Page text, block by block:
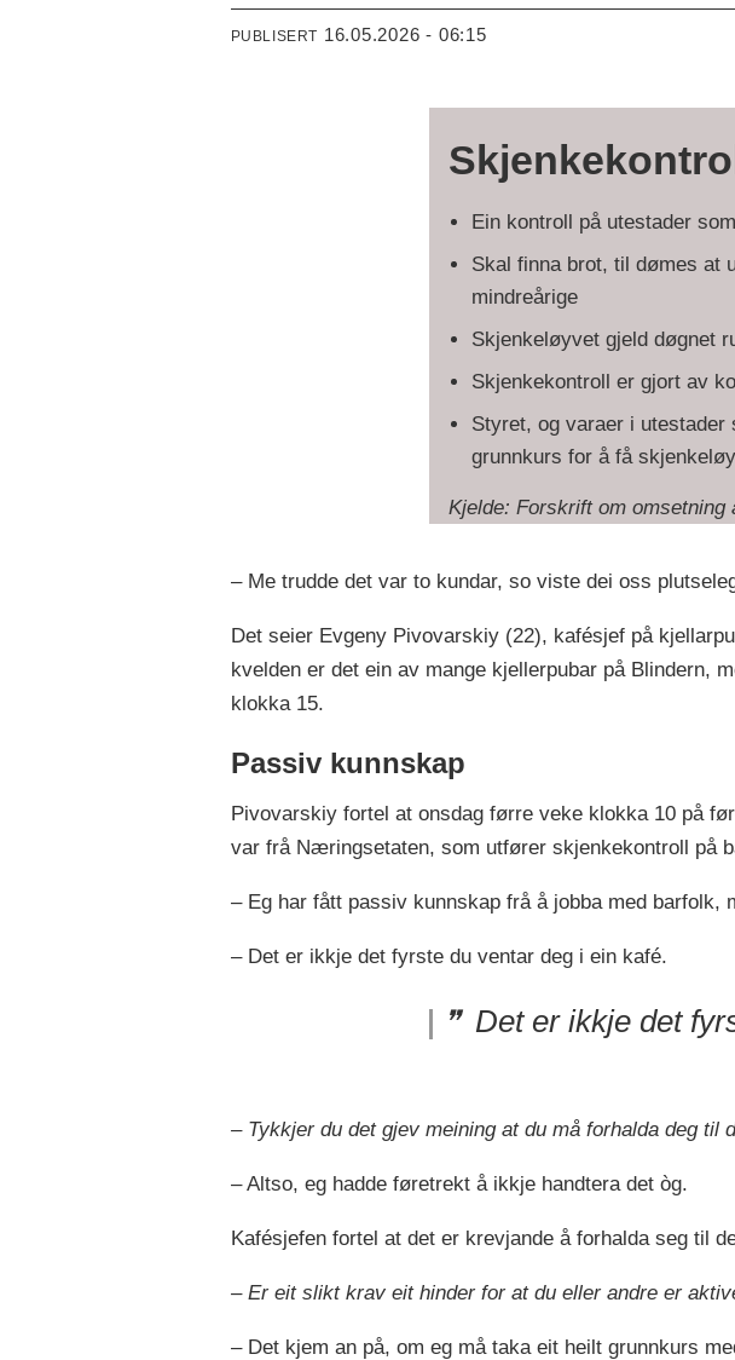
PUBLISERT 16.05.2026 - 06:15
Ein kontroll på utestader
Skal finna brot, til dømes at
mindreårige
Skjenkeløyvet gjeld døgnet
Skjenkekontroll er gjort av
Styret, og varaer i
grunnkurs for å få
Kjelde: Forskrift om
– Me trudde det var to kundar, so viste dei oss
Det seier Evgeny Pivovarskiy (22), kafésjef på
kvelden er det ein av mange kjellerpubar på Blindern,
klokka 15.
Passiv kunnskap
Pivovarskiy fortel at onsdag førre veke klokka 10 på
var frå Næringsetaten, som utfører skjenkekontroll på
– Eg har fått passiv kunnskap frå å jobba med
– Det er ikkje det fyrste du ventar deg i ein kafé.
Det er ikkje det
– Tykkjer du det gjev meining at du må forhalda deg til
– Altso, eg hadde føretrekt å ikkje handtera det òg.
Kafésjefen fortel at det er krevjande å forhalda seg til
– Er eit slikt krav eit hinder for at du eller andre er
– Det kjem an på, om eg må taka eit heilt grunnkurs